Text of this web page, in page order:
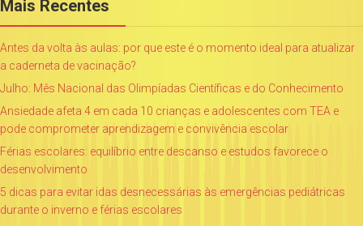
Mais Recentes
Antes da volta às aulas: por que este é o momento ideal para atualizar
a caderneta de vacinação?
Julho: Mês Nacional das Olimpíadas Científicas e do Conhecimento
Ansiedade afeta 4 em cada 10 crianças e adolescentes com TEA e
pode comprometer aprendizagem e convivência escolar
Férias escolares: equilíbrio entre descanso e estudos favorece o
desenvolvimento
5 dicas para evitar idas desnecessárias às emergências pediátricas
durante o inverno e férias escolares